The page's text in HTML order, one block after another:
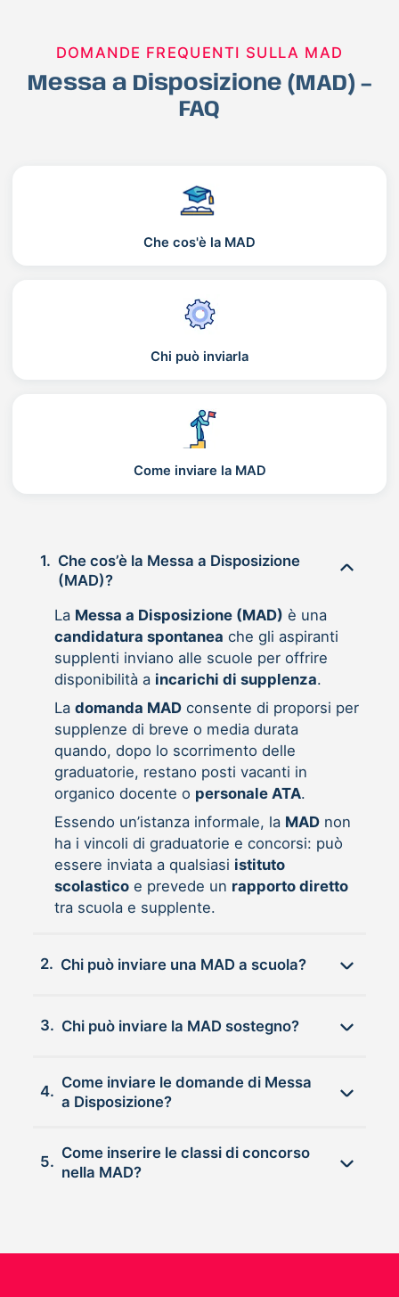
DOMANDE FREQUENTI SULLA MAD
Messa a Disposizione (MAD) –
FAQ
Che cos'è la MAD
Chi può inviarla
Come inviare la MAD
1. Che cos’è la Messa a Disposizione
(MAD)?
La Messa a Disposizione (MAD) è una
candidatura spontanea che gli aspiranti
supplenti inviano alle scuole per offrire
disponibilità a incarichi di supplenza.
La domanda MADconsente di proporsi per
supplenze di breve o media durata
quando, dopo lo scorrimento delle
graduatorie, restano posti vacanti in
organico docente o personale ATA.
Essendo un’istanza informale, la MADnon
ha i vincoli di graduatorie e concorsi: può
essere inviata a qualsiasi istituto
scolasticoe prevede un rapporto diretto
tra scuola e supplente.
2. Chi può inviare una MAD a scuola?
3. Chi può inviare la MAD sostegno?
4.
Come inviare le domande di Messa
a Disposizione?
5.
Come inserire le classi di concorso
nella MAD?